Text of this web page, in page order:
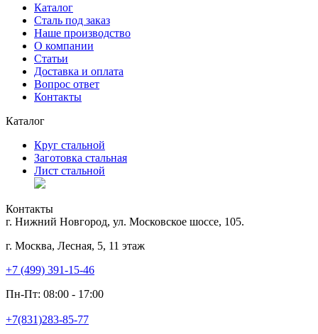
Каталог
Сталь под заказ
Наше производство
О компании
Статьи
Доставка и оплата
Вопрос ответ
Контакты
Каталог
Круг стальной
Заготовка стальная
Лист стальной
Контакты
г. Нижний Новгород, ул. Московское шоссе, 105.
г. Москва, Лесная, 5, 11 этаж
+7 (499) 391-15-46
Пн-Пт: 08:00 - 17:00
+7(831)283-85-77